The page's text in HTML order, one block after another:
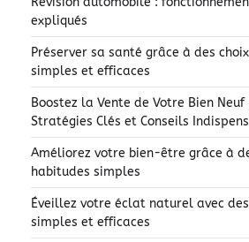
expliqués
Préserver sa santé grâce à des
simples et efficaces
Boostez la Vente de Votre Bien Neuf
Stratégies Clés et Conseils
Améliorez votre bien-être grâce à
habitudes simples
Éveillez votre éclat naturel avec
simples et efficaces